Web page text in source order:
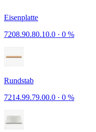
Eisenplatte
7208.90.80.10.0 · 0 %
Rundstab
7214.99.79.00.0 · 0 %